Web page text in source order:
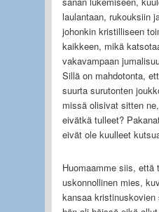
laulantaan, rukouksiin
johonkin kristilliseen
kaikkeen, mikä
vakavampaan
Sillä on mahdotonta,
suurta surutonten
missä olisivat sitten
eivätkä tulleet?
eivät ole kuulleet
Huomaamme siis, että
uskonnollinen mies,
kansaa